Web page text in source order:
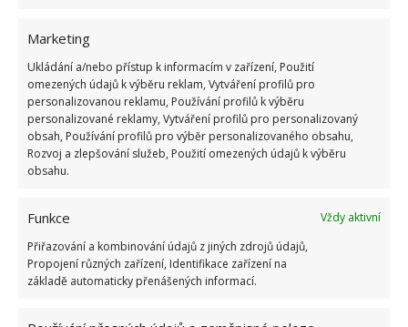
Marketing
Ukládání a/nebo přístup k informacím v zařízení, Použití
omezených údajů k výběru reklam, Vytváření profilů pro
personalizovanou reklamu, Používání profilů k výběru
personalizované reklamy, Vytváření profilů pro personalizovaný
obsah, Používání profilů pro výběr personalizovaného obsahu,
Rozvoj a zlepšování služeb, Použití omezených údajů k výběru
obsahu.
Funkce
Vždy aktivní
Přiřazování a kombinování údajů z jiných zdrojů údajů,
Propojení různých zařízení, Identifikace zařízení na
základě automaticky přenášených informací.
Na mastnou vodu v bazénu platí tato geniálně
jednoduchá finta, díky které ušetříte za drahou
údržbu
5.8.2026
Tato lidová past zachytí všechny mouchy a vosy
5.8.2026